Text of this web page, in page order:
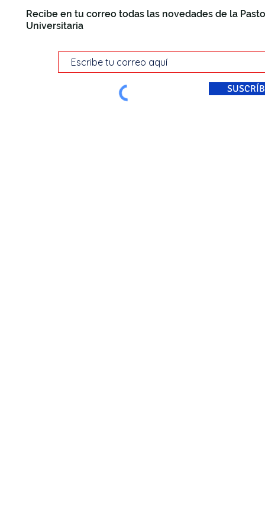
Recibe en tu correo todas las novedades de la
Universitaria